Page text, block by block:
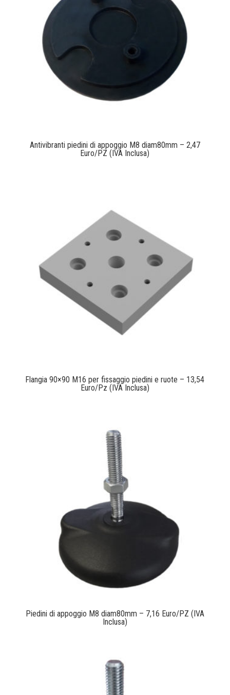
Antivibranti piedini di appoggio M8 diam80mm – 2,47
Euro/PZ (IVA Inclusa)
Flangia 90×90 M16 per fissaggio piedini e ruote – 13,54
Euro/Pz (IVA Inclusa)
Piedini di appoggio M8 diam80mm – 7,16 Euro/PZ (IVA
Inclusa)